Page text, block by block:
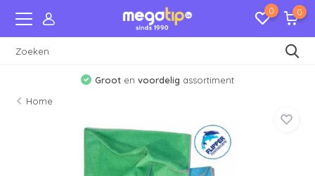
0 0
Groot envoordelig assortiment
Home